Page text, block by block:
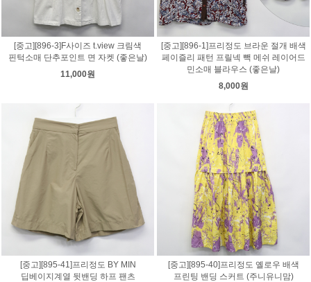
[중고][896-3]F사이즈 t.view 크림색
핀턱소매 단추포인트 면 자켓 (좋은날)
11,000원
[중고][896-1]프리정도 브라운 절개 배색
페이즐리 패턴 프릴넥 빽 메쉬 레이어드
민소매 블라우스 (좋은날)
8,000원
[중고][895-41]프리정도 BY MIN
딥베이지계열 뒷밴딩 하프 팬츠
[중고][895-40]프리정도 옐로우 배색
프린팅 밴딩 스커트 (주니유니맘)